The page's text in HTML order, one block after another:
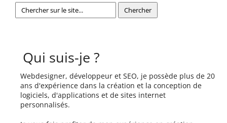
Qui suis-je ?
Webdesigner, développeur et SEO, je possède plus de 20
ans d'expérience dans la création et la conception de
logiciels, d'applications et de sites internet
personnalisés.